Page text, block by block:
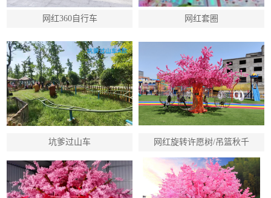
网红360自行车 网红套圈
坑爹过山车 网红旋转许愿树/吊篮秋千